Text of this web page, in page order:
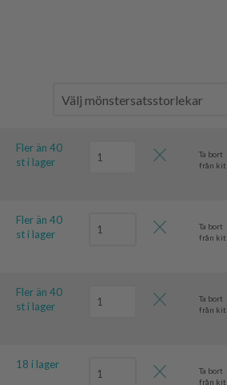
Fler än 40
st i lager
Ta bort
från kit
Fler än 40
st i lager
Ta bort
från kit
Fler än 40
st i lager
Ta bort
från kit
18 i lager
Ta bort
från kit